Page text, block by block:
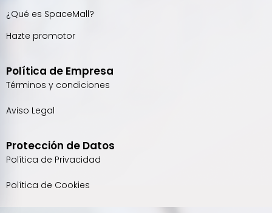
¿Qué es SpaceMall?
Hazte promotor
Política de Empresa
Términos y condiciones
Aviso Legal
Protección de Datos
Política de Privacidad
Política de Cookies